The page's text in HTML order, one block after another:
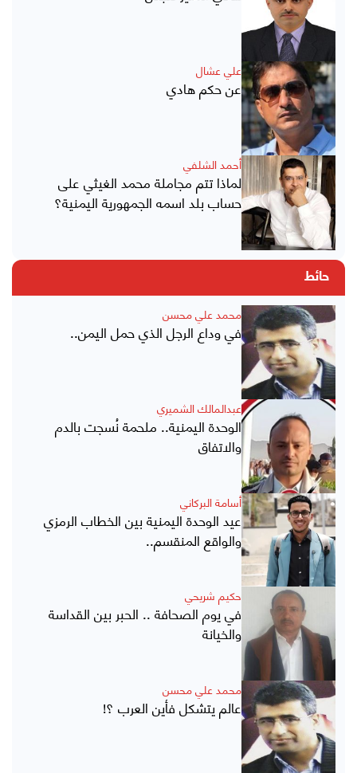
علي عشال
عن حكم هادي
أحمد الشلفي
لماذا تتم مجاملة محمد الغيثي على
حساب بلد اسمه الجمهورية اليمنية؟
حائط
محمد علي محسن
في وداع الرجل الذي حمل اليمن..
عبدالمالك الشميري
الوحدة اليمنية.. ملحمة نُسجت بالدم
والاتفاق
أسامة البركاني
عيد الوحدة اليمنية بين الخطاب الرمزي
والواقع المنقسم..
حكيم شريحي
في يوم الصحافة .. الحبر بين القداسة
والخيانة
محمد علي محسن
عالم يتشكل فأين العرب ؟!